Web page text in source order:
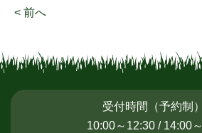
< 前へ
受付時間（予約制
10:00～12:30 / 14:00